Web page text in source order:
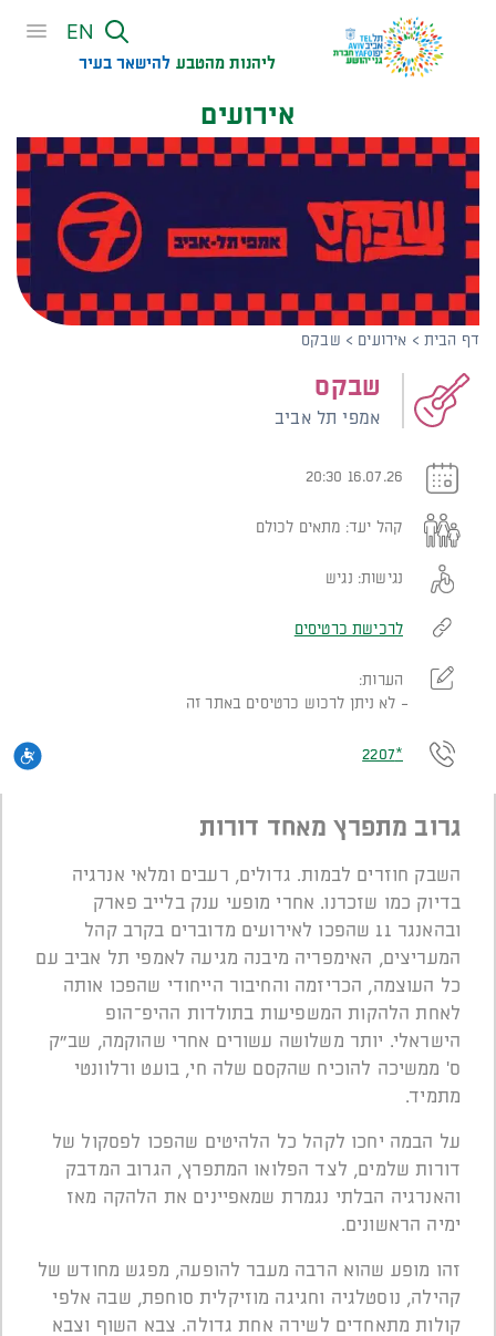
מַעֲרֶכֶת
נָגִישׁ
בִּקְלִיק
הַמְּסַיַּעַת
לִנְגִישׁוּת
הָאֲתָר.
EN
ליהנות מהטבע להישאר בעיר​
אירועים
דף הבית > אירועים > שבקס
שבקס
אמפי תל אביב
16.07.26 20:30
קהל יעד: מתאים לכולם
נגישות: נגיש
לרכישת כרטיסים
הערות:
לא ניתן לרכוש כרטיסים באתר זה
*2207
גרוב מתפרץ מאחד דורות
השבק חוזרים לבמות. גדולים, רעבים ומלאי אנרגיה
בדיוק כמו שזכרנו. אחרי מופעי ענק בלייב פארק
ובהאנגר 11 שהפכו לאירועים מדוברים בקרב קהל
המעריצים, האימפריה מיבנה מגיעה לאמפי תל אביב עם
כל העוצמה, הכריזמה והחיבור הייחודי שהפכו אותה
לאחת הלהקות המשפיעות בתולדות ההיפ־הופ
הישראלי. יותר משלושה עשורים אחרי שהוקמה, שב"ק
ס' ממשיכה להוכיח שהקסם שלה חי, בועט ורלוונטי
מתמיד.
על הבמה יחכו לקהל כל הלהיטים שהפכו לפסקול של
דורות שלמים, לצד הפלואו המתפרץ, הגרוב המדבק
והאנרגיה הבלתי נגמרת שמאפיינים את הלהקה מאז
ימיה הראשונים.
זהו מופע שהוא הרבה מעבר להופעה, מפגש מחודש של
קהילה, נוסטלגיה וחגיגה מוזיקלית סוחפת, שבה אלפי
קולות מתאחדים לשירה אחת גדולה. צבא השוף וצבא